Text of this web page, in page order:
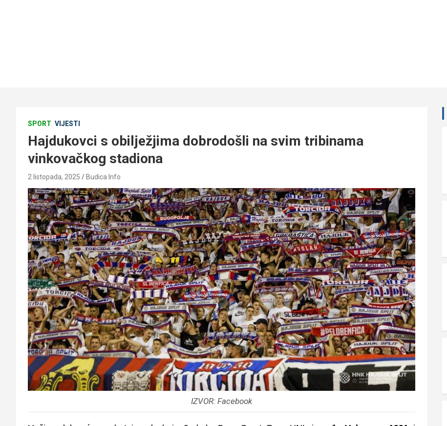
SPORT VIJESTI
Hajdukovci s obilježjima dobrodošli na svim tribinama
vinkovačkog stadiona
2 listopada, 2025 Budica Info
IZVOR: Facebook